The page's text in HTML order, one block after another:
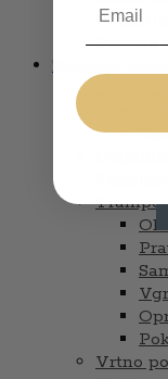
Glasbila
Punčke
Vrtno